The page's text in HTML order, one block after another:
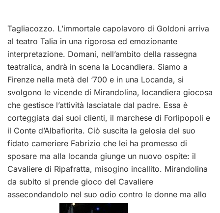
Tagliacozzo. L’immortale capolavoro di Goldoni arriva
al teatro Talia in una rigorosa ed emozionante
interpretazione. Domani, nell’ambito della rassegna
teatralica, andrà in scena la Locandiera. Siamo a
Firenze nella metà del ‘700 e in una Locanda, si
svolgono le vicende di Mirandolina, locandiera giocosa
che gestisce l’attività lasciatale dal padre. Essa è
corteggiata dai suoi clienti, il marchese di Forlipopoli e
il Conte d’Albafiorita. Ciò suscita la gelosia del suo
fidato cameriere Fabrizio che lei ha promesso di
sposare ma alla locanda giunge un nuovo ospite: il
Cavaliere di Ripafratta, misogino incallito. Mirandolina
da subito si prende gioco del Cavaliere
assecondandolo nel suo odio contro le donne ma allo